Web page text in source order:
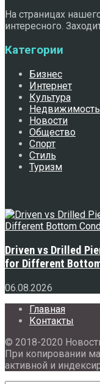
На страницах
интересного.
Категории
Бизнес
Интернет
Культура
Недвижимость
Новости
Общество
Спорт
Стиль
Туризм
Driven vs Drilled
for Different
06.08.2026
Главная
Контакты
© 2018-2020
При копировании
активной и